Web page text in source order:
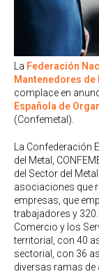
La Federación
Mantenedores
complace en
Española de
(Confemetal).
La Confederación
del Metal,
del Sector del
asociaciones que
empresas, que
trabajadores y
Comercio y los
territorial, con 40
sectorial, con 36
diversas ramas de